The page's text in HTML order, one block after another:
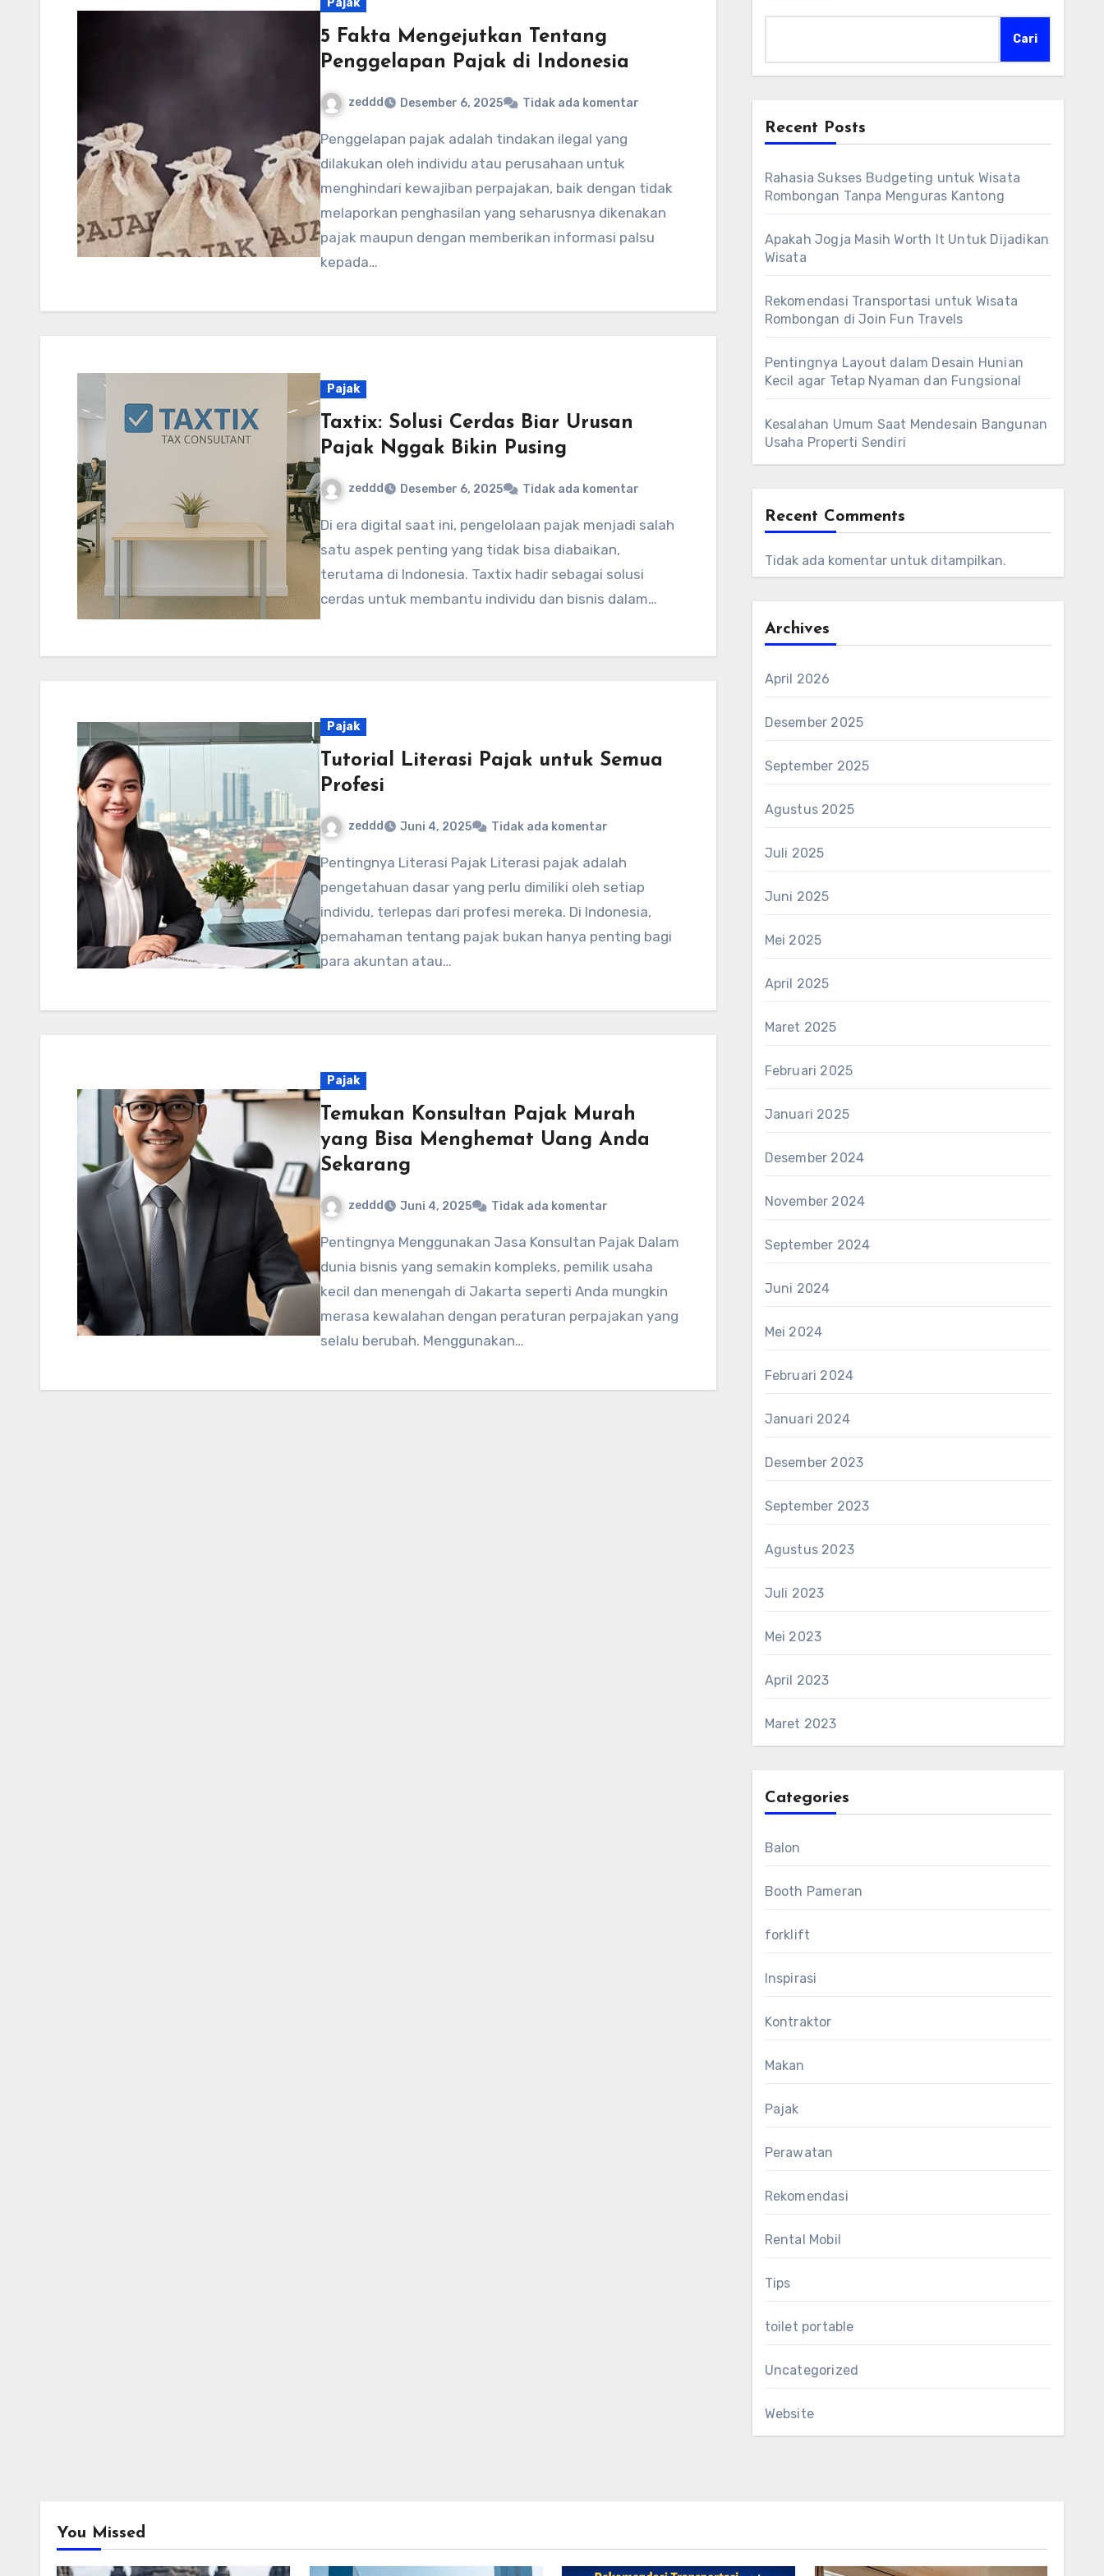
Pajak
5 Fakta Mengejutkan Tentang
Penggelapan Pajak di Indonesia
zeddd Desember 6, 2025 Tidak ada komentar
Penggelapan pajak adalah tindakan ilegal yang
dilakukan oleh individu atau perusahaan untuk
menghindari kewajiban perpajakan, baik dengan tidak
melaporkan penghasilan yang seharusnya dikenakan
pajak maupun dengan memberikan informasi palsu
kepada…
Pajak
Taxtix: Solusi Cerdas Biar Urusan
Pajak Nggak Bikin Pusing
zeddd Desember 6, 2025 Tidak ada komentar
Di era digital saat ini, pengelolaan pajak menjadi salah
satu aspek penting yang tidak bisa diabaikan,
terutama di Indonesia. Taxtix hadir sebagai solusi
cerdas untuk membantu individu dan bisnis dalam…
Pajak
Tutorial Literasi Pajak untuk Semua
Profesi
zeddd Juni 4, 2025 Tidak ada komentar
Pentingnya Literasi Pajak Literasi pajak adalah
pengetahuan dasar yang perlu dimiliki oleh setiap
individu, terlepas dari profesi mereka. Di Indonesia,
pemahaman tentang pajak bukan hanya penting bagi
para akuntan atau…
Pajak
Temukan Konsultan Pajak Murah
yang Bisa Menghemat Uang Anda
Sekarang
zeddd Juni 4, 2025 Tidak ada komentar
Pentingnya Menggunakan Jasa Konsultan Pajak Dalam
dunia bisnis yang semakin kompleks, pemilik usaha
kecil dan menengah di Jakarta seperti Anda mungkin
merasa kewalahan dengan peraturan perpajakan yang
selalu berubah. Menggunakan…
Cari
Recent Posts
Rahasia Sukses Budgeting untuk Wisata
Rombongan Tanpa Menguras Kantong
Apakah Jogja Masih Worth It Untuk Dijadikan
Wisata
Rekomendasi Transportasi untuk Wisata
Rombongan di Join Fun Travels
Pentingnya Layout dalam Desain Hunian
Kecil agar Tetap Nyaman dan Fungsional
Kesalahan Umum Saat Mendesain Bangunan
Usaha Properti Sendiri
Recent Comments
Tidak ada komentar untuk ditampilkan.
Archives
April 2026
Desember 2025
September 2025
Agustus 2025
Juli 2025
Juni 2025
Mei 2025
April 2025
Maret 2025
Februari 2025
Januari 2025
Desember 2024
November 2024
September 2024
Juni 2024
Mei 2024
Februari 2024
Januari 2024
Desember 2023
September 2023
Agustus 2023
Juli 2023
Mei 2023
April 2023
Maret 2023
Categories
Balon
Booth Pameran
forklift
Inspirasi
Kontraktor
Makan
Pajak
Perawatan
Rekomendasi
Rental Mobil
Tips
toilet portable
Uncategorized
Website
You Missed